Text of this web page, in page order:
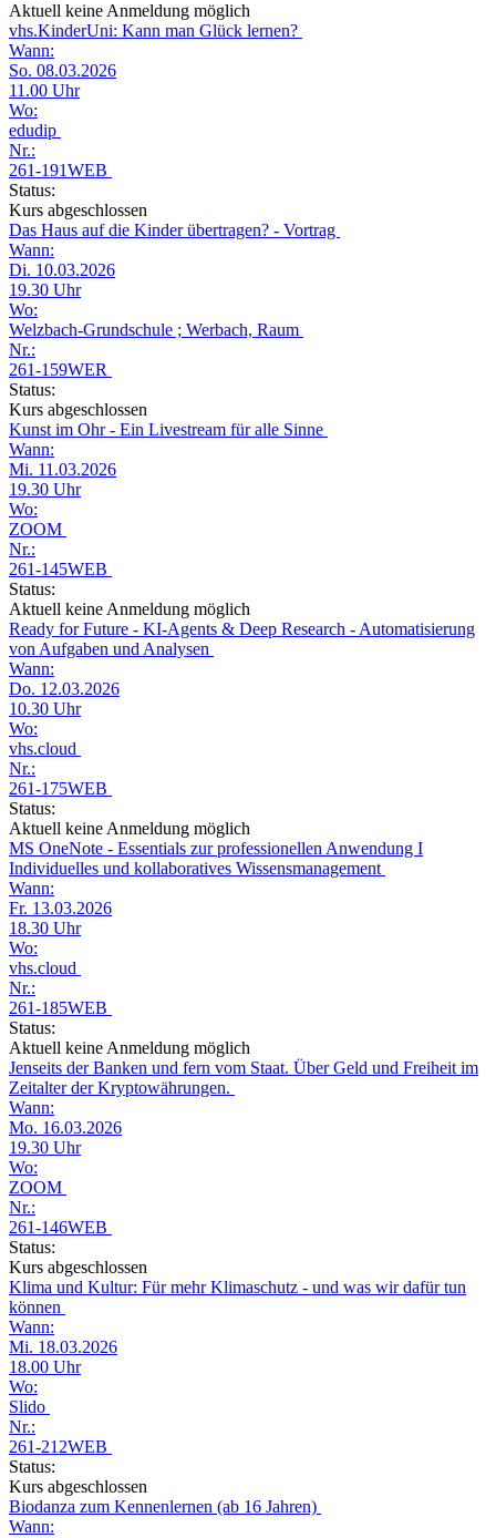
Aktuell keine Anmeldung möglich
vhs.KinderUni: Kann man Glück lernen?
Wann:
So. 08.03.2026
11.00 Uhr
Wo:
edudip
Nr.:
261-191WEB
Status:
Kurs abgeschlossen
Das Haus auf die Kinder übertragen? - Vortrag
Wann:
Di. 10.03.2026
19.30 Uhr
Wo:
Welzbach-Grundschule ; Werbach, Raum
Nr.:
261-159WER
Status:
Kurs abgeschlossen
Kunst im Ohr - Ein Livestream für alle Sinne
Wann:
Mi. 11.03.2026
19.30 Uhr
Wo:
ZOOM
Nr.:
261-145WEB
Status:
Aktuell keine Anmeldung möglich
Ready for Future - KI-Agents & Deep Research - Automatisierung
von Aufgaben und Analysen
Wann:
Do. 12.03.2026
10.30 Uhr
Wo:
vhs.cloud
Nr.:
261-175WEB
Status:
Aktuell keine Anmeldung möglich
MS OneNote - Essentials zur professionellen Anwendung I
Individuelles und kollaboratives Wissensmanagement
Wann:
Fr. 13.03.2026
18.30 Uhr
Wo:
vhs.cloud
Nr.:
261-185WEB
Status:
Aktuell keine Anmeldung möglich
Jenseits der Banken und fern vom Staat. Über Geld und Freiheit im
Zeitalter der Kryptowährungen.
Wann:
Mo. 16.03.2026
19.30 Uhr
Wo:
ZOOM
Nr.:
261-146WEB
Status:
Kurs abgeschlossen
Klima und Kultur: Für mehr Klimaschutz - und was wir dafür tun
können
Wann:
Mi. 18.03.2026
18.00 Uhr
Wo:
Slido
Nr.:
261-212WEB
Status:
Kurs abgeschlossen
Biodanza zum Kennenlernen (ab 16 Jahren)
Wann: